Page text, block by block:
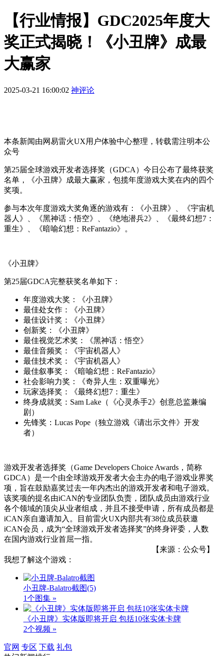
【行业情报】GDC2025年度大
奖正式揭晓！《小丑牌》成最
大赢家
2025-03-21 16:00:02 神评论
本条新闻由网易雷火UX用户体验中心整理，转载需注明本公
众号
第25届全球游戏开发者选择奖（GDCA）今日公布了最终获奖
名单，《小丑牌》成最大赢家，包揽年度游戏大奖在内的四个
奖项。
参与本次年度游戏大奖角逐的游戏有：《小丑牌》、《宇宙机
器人》、《黑神话：悟空》、《绝地潜兵2》、《最终幻想7：
重生》、《暗喻幻想：ReFantazio》。
《小丑牌》
第25届GDCA完整获奖名单如下：
年度游戏大奖：《小丑牌》
最佳处女作：《小丑牌》
最佳设计奖：《小丑牌》
创新奖：《小丑牌》
最佳视觉艺术奖：《黑神话：悟空》
最佳音频奖：《宇宙机器人》
最佳技术奖：《宇宙机器人》
最佳叙事奖：《暗喻幻想：ReFantazio》
社会影响力奖：《奇异人生：双重曝光》
玩家选择奖：《最终幻想7：重生》
终身成就奖：Sam Lake（《心灵杀手2》创意总监兼编
剧）
先锋奖：Lucas Pope（独立游戏《请出示文件》开发
者）
游戏开发者选择奖（Game Developers Choice Awards，简称
GDCA）是一个由全球游戏开发者大会主办的电子游戏业界奖
项，旨在鼓励嘉奖过去一年内杰出的游戏开发者和电子游戏。
该奖项的提名由iCAN的专业团队负责，团队成员由游戏行业
各个领域的顶尖从业者组成，并且不接受申请，所有成员都是
iCAN亲自邀请加入。目前雷火UX内部共有38位成员获邀
iCAN会员，成为“全球游戏开发者选择奖”的终身评委，人数
在国内游戏行业首屈一指。
【来源：公众号】
我想了解这个游戏：
小丑牌-Balatro截图(5)
1个图集 »
《小丑牌》实体版即将开启 包括10张实体卡牌
2个视频 »
官网 专区 下载 礼包